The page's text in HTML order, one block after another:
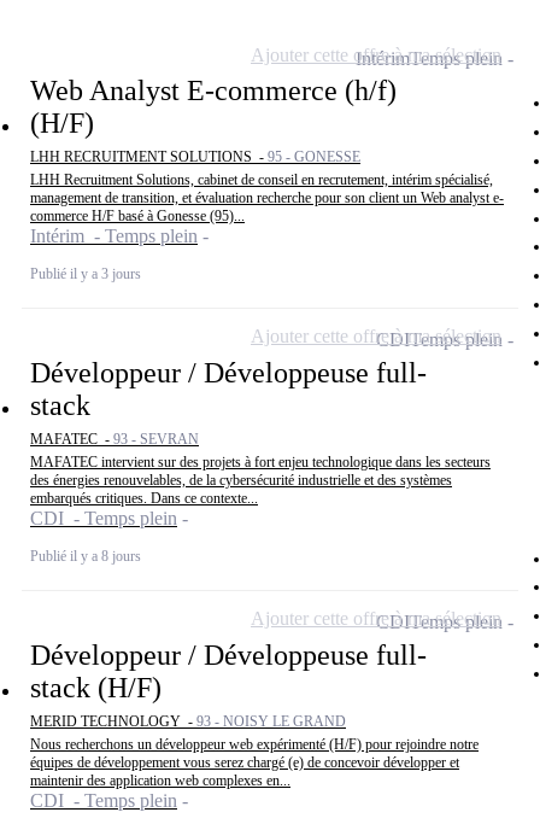
Web Analyst E-commerce (h/f)
(H/F)
LHH RECRUITMENT SOLUTIONS - 95 - GONESSE
LHH Recruitment Solutions, cabinet de conseil en recrutement, intérim spécialisé,
management de transition, et évaluation recherche pour son client un Web analyst e-
commerce H/F basé à Gonesse (95)...
Intérim - Temps plein
Publié il y a 3 jours
IntérimTemps plein
Ajouter cette offre à ma sélection
Développeur / Développeuse full-
stack
MAFATEC - 93 - SEVRAN
MAFATEC intervient sur des projets à fort enjeu technologique dans les secteurs
des énergies renouvelables, de la cybersécurité industrielle et des systèmes
embarqués critiques. Dans ce contexte...
CDI - Temps plein
Publié il y a 8 jours
CDITemps plein
Ajouter cette offre à ma sélection
Développeur / Développeuse full-
stack (H/F)
MERID TECHNOLOGY - 93 - NOISY LE GRAND
Nous recherchons un développeur web expérimenté (H/F) pour rejoindre notre
équipes de développement vous serez chargé (e) de concevoir développer et
maintenir des application web complexes en...
CDI - Temps plein
CDITemps plein
Ajouter cette offre à ma sélection